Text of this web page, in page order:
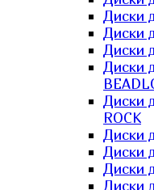
Диски
Диски
Диски
Диски
Диски
ROCK
Диски
Диски
Диски
Диски